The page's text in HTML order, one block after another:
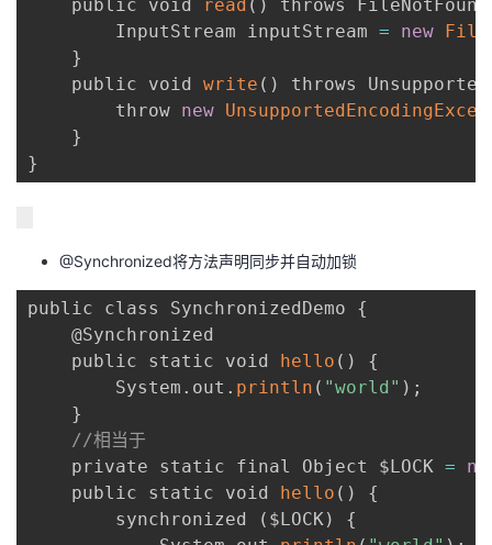
    public void
read ( )
throws
        InputStream inputStream
= new
}
    public void
write ( )
throws
        throw
new
}
}
@Synchronized将方法声明同步并自动加锁
public class SynchronizedDemo {
    @Synchronized
    public static void
hello ( )
{
        System
. out . println ( "world" ) ;
}
//相当于
    private static final Object $LOCK
=
    public static void
hello ( )
{
        synchronized
( $LOCK)
{